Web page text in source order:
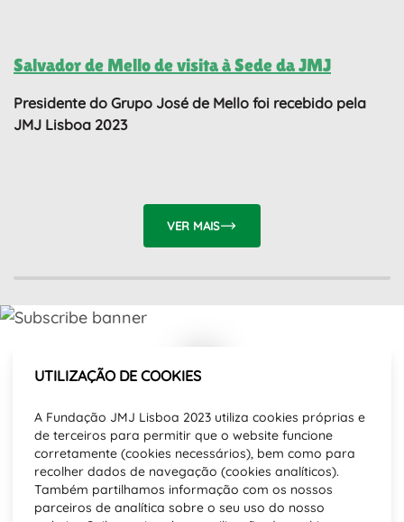
Salvador de Mello de visita à Sede da JMJ
Presidente do Grupo José de Mello foi recebido pela
JMJ Lisboa 2023
VER MAIS
UTILIZAÇÃO DE COOKIES
A Fundação JMJ Lisboa 2023 utiliza cookies próprias e
de terceiros para permitir que o website funcione
corretamente (cookies necessários), bem como para
recolher dados de navegação (cookies analíticos).
Também partilhamos informação com os nossos
parceiros de analítica sobre o seu uso do nosso
a par das novidades.
Direção Email
SUBSCREVER